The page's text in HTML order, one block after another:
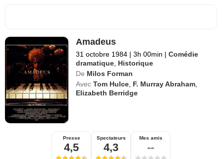
Amadeus
31 octobre 1984 | 3h 00min | Comédie
dramatique Historique
De Milos Forman
Avec Tom Hulce F. Murray Abraham
Elizabeth Berridge
Presse
4,5
Spectateurs
4,3
Mes amis
--